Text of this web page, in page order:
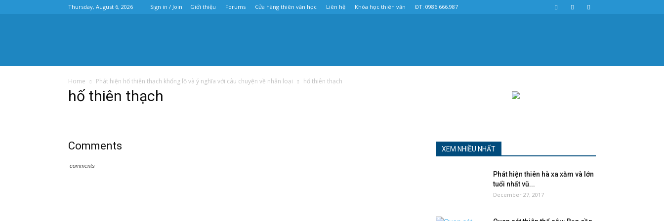
Thursday, August 6, 2026 Sign in / Join Giới thiệu Forums Cửa hàng thiên văn học Liên hệ Khóa học thiên văn ĐT: 0986.666.987
Home Phát hiện hố thiên thạch khổng lồ và ý nghĩa với câu chuyện về nhân loại hố thiên thạch
hố thiên thạch
Comments
comments
XEM NHIỀU NHẤT
Phát hiện thiên hà xa xăm và lớn
tuổi nhất vũ...
December 27, 2017